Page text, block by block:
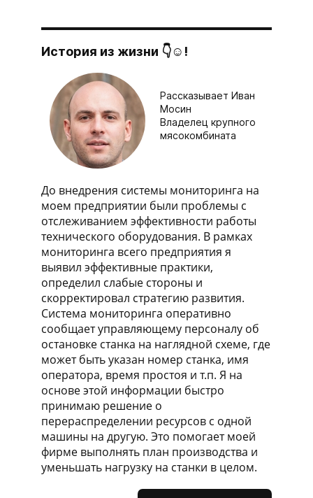
История из жизни 👇☺!
Рассказывает Иван
Мосин
Владелец крупного
мясокомбината
До внедрения системы мониторинга на
моем предприятии были проблемы с
отслеживанием эффективности работы
технического оборудования. В рамках
мониторинга всего предприятия я
выявил эффективные практики,
определил слабые стороны и
скорректировал стратегию развития.
Система мониторинга оперативно
сообщает управляющему персоналу об
остановке станка на наглядной схеме, где
может быть указан номер станка, имя
оператора, время простоя и т.п. Я на
основе этой информации быстро
принимаю решение о
перераспределении ресурсов с одной
машины на другую. Это помогает моей
фирме выполнять план производства и
уменьшать нагрузку на станки в целом.